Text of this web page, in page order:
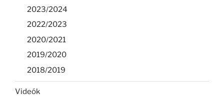
2023/2024
2022/2023
2020/2021
2019/2020
2018/2019
Videók